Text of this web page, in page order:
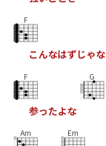
F
こんなはずじゃな
F
参ったよな
G
Am Em